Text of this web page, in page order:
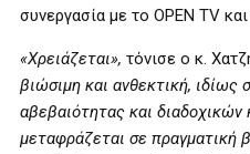
συνεργασία με το OPEN TV
«Χρειάζεται», τόνισε ο κ.
βιώσιμη και ανθεκτική, ιδίως
αβεβαιότητας και
μεταφράζεται σε πραγματική